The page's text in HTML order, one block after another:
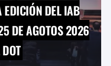
EDICIÓN DEL IAB
DE AGOTOS 2026